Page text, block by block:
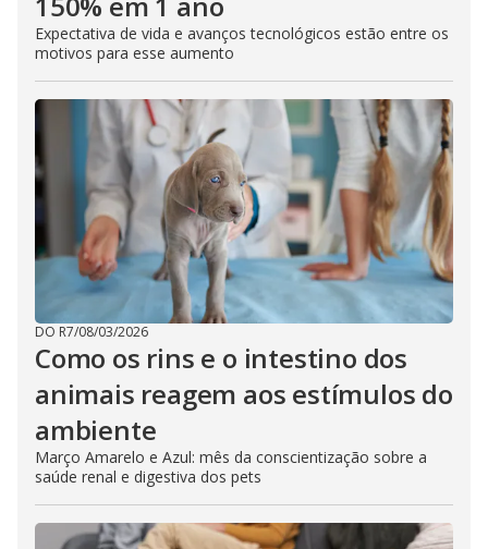
Expectativa de vida e avanços tecnológicos estão entre os
motivos para esse aumento
DO R7/08/03/2026
Como os rins e o intestino dos
animais reagem aos estímulos do
ambiente
Março Amarelo e Azul: mês da conscientização sobre a
saúde renal e digestiva dos pets